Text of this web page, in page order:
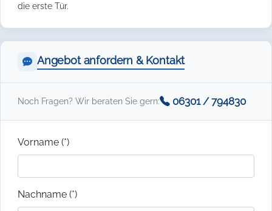
die erste Tür.
Angebot anfordern & Kontakt
Noch Fragen? Wir beraten Sie gern: 06301 / 794830
Vorname (*)
Nachname (*)